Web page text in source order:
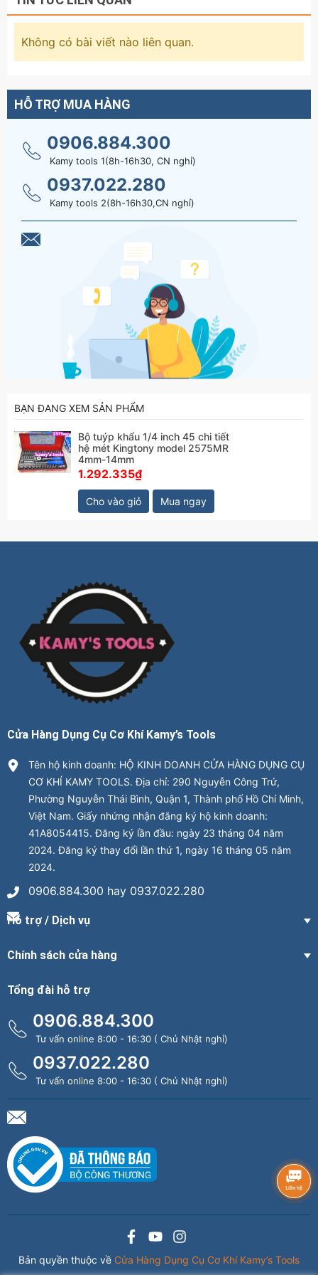
Không có bài viết nào liên quan.
HỖ TRỢ MUA HÀNG
0906.884.300
Kamy tools 1(8h-16h30, CN nghỉ)
0937.022.280
Kamy tools 2(8h-16h30,CN nghỉ)
BẠN ĐANG XEM SẢN PHẨM
Bộ tuýp khẩu 1/4 inch 45 chi tiết
hệ mét Kingtony model 2575MR
4mm-14mm
1.292.335₫
Cho vào giỏ Mua ngay
Cửa Hàng Dụng Cụ Cơ Khí Kamy’s Tools
Tên hộ kinh doanh: HỘ KINH DOANH CỬA HÀNG DỤNG CỤ
CƠ KHÍ KAMY TOOLS. Địa chỉ: 290 Nguyễn Công Trứ,
Phường Nguyễn Thái Bình, Quận 1, Thành phố Hồ Chí Minh,
Việt Nam. Giấy nhứng nhận đăng ký hộ kinh doanh:
41A8054415. Đăng ký lần đầu: ngày 23 tháng 04 năm
2024. Đăng ký thay đổi lần thứ 1, ngày 16 tháng 05 năm
2024.
0906.884.300 hay 0937.022.280
Hỗ trợ / Dịch vụ
Chính sách cửa hàng
Tổng đài hỗ trợ
0906.884.300
Tư vấn online 8:00 - 16:30 ( Chủ Nhật nghỉ)
0937.022.280
Tư vấn online 8:00 - 16:30 ( Chủ Nhật nghỉ)
Bản quyền thuộc về Cửa Hàng Dụng Cụ Cơ Khí Kamy’s Tools